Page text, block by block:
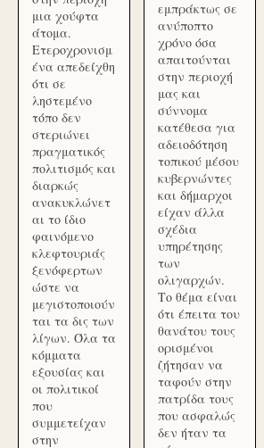
μια χούφτα
άτομα.
Ετεροχρονισμ
ένα απεδείχθη
ότι σε
ληστεμένο
τόπο δεν
στεριώνει
πραγματικός
πολιτισμός και
διαρκώς
ανακυκλώνετ
αι το ίδιο
φαινόμενο
κλεφτουριάς
ξενόφερτων
ώστε να
μεγιστοποιούν
ται τα δις των
λίγων. Όλα τα
κόμματα
εξουσίας και
οι πολιτικοί
που
συμμετείχαν
στην
εμπράκτως σε
ανύποπτο
χρόνο όσα
απαιτούνται
στην περιοχή
μας και
σύννομα
κατέθεσα για
αδειοδότηση
τοπικού μέσου
κυβερνώντες
και δήμαρχοι
είχαν άλλα
σχέδια
υπηρέτησης
των
ολιγαρχών.
Το θέμα είναι
ότι έπειτα του
θανάτου τους
ορισμένοι
ζήτησαν να
ταφούν στην
πατρίδα τους
που ασφαλώς
δεν ήταν τα